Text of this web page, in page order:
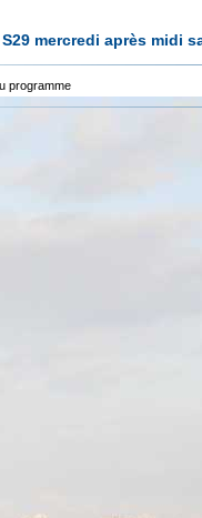
mercredi après midi
programme